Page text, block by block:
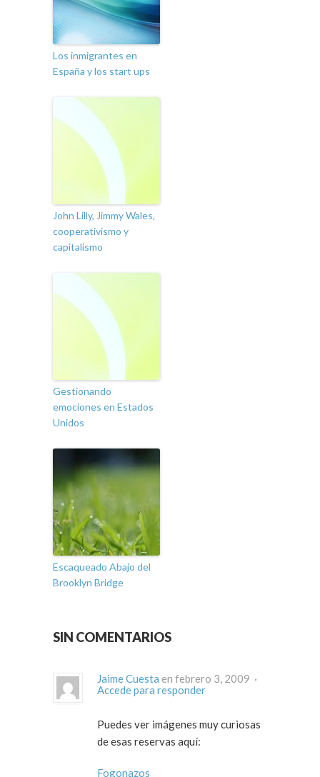
Los inmigrantes en
España y los start ups
John Lilly, Jimmy Wales,
cooperativismo y
capitalismo
Gestionando
emociones en Estados
Unidos
Escaqueado Abajo del
Brooklyn Bridge
SIN COMENTARIOS
Jaime Cuesta
en febrero 3, 2009 ·
Accede para responder
Puedes ver imágenes muy curiosas
de esas reservas aquí:
Fogonazos